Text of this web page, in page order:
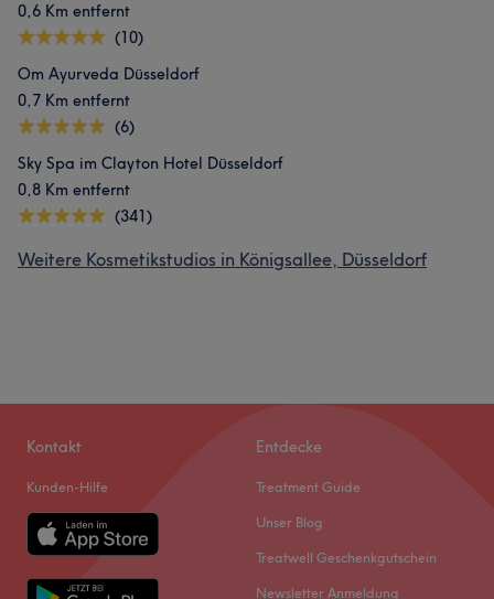
0,6 Km entfernt
(10)
Om Ayurveda Düsseldorf
0,7 Km entfernt
(6)
Sky Spa im Clayton Hotel Düsseldorf
0,8 Km entfernt
(341)
Weitere Kosmetikstudios in Königsallee, Düsseldorf
Kontakt
Kunden-Hilfe
Entdecke
Treatment Guide
Unser Blog
Treatwell Geschenkgutschein
Newsletter Anmeldung